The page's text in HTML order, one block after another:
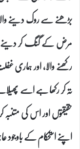
بڑھنے سے روک دینے
مرض کے گنگ کر دینے
رکھنے والا، اور ہماری
تہ کر رکھا ہے اسے
حقیقتوں اور اس کی
اپنے استحکام کے